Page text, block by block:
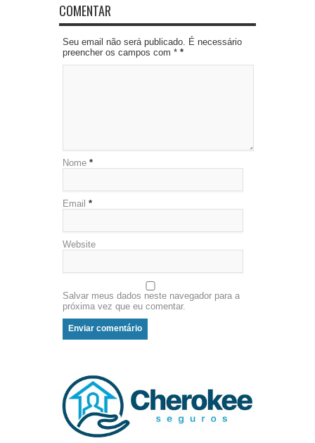
COMENTAR
Seu email não será publicado. É necessário
preencher os campos com * *
Nome *
Email *
Website
Salvar meus dados neste navegador para a
próxima vez que eu comentar.